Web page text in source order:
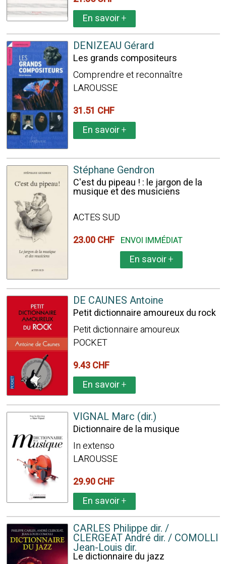
En savoir+
DENIZEAU Gérard
Les grands compositeurs
Comprendre et reconnaître
LAROUSSE
31.51 CHF
En savoir+
Stéphane Gendron
C'est du pipeau ! : le jargon de la
musique et des musiciens
ACTES SUD
23.00 CHF ENVOI IMMÉDIAT
En savoir+
DE CAUNES Antoine
Petit dictionnaire amoureux du rock
Petit dictionnaire amoureux
POCKET
9.43 CHF
En savoir+
VIGNAL Marc (dir.)
Dictionnaire de la musique
In extenso
LAROUSSE
29.90 CHF
En savoir+
CARLES Philippe dir. /
CLERGEAT André dir. / COMOLLI
Jean-Louis dir.
Le dictionnaire du jazz